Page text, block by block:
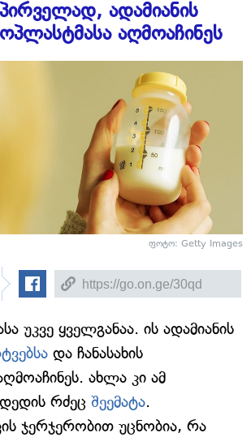
ადამიანის
აღმოაჩინეს
ფოტო: Getty Images
უკვე ყველგანაა. ის ადამიანის
და ჩანასახის
ახლა კი ამ
რძეც შეემატა.
ჯერჯერობით უცნობია, რა